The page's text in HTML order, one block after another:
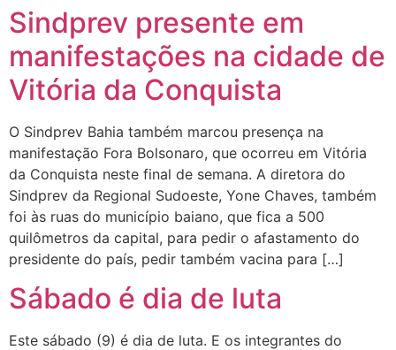
Sindprev presente em
manifestações na cidade de
Vitória da Conquista
O Sindprev Bahia também marcou presença na
manifestação Fora Bolsonaro, que ocorreu em Vitória
da Conquista neste final de semana. A diretora do
Sindprev da Regional Sudoeste, Yone Chaves, também
foi às ruas do município baiano, que fica a 500
quilômetros da capital, para pedir o afastamento do
presidente do país, pedir também vacina para […]
Sábado é dia de luta
Este sábado (9) é dia de luta. E os integrantes do